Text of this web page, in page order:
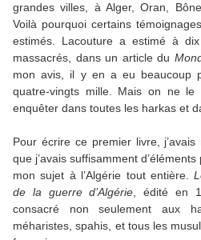
grandes villes, à Alger, Oran,
Voilà pourquoi certains
estimés. Lacouture a estimé à
massacrés, dans un article du
mon avis, il y en a eu beaucoup
quatre-vingts mille. Mais on ne
enquêter dans toutes les harkas et
Pour écrire ce premier livre, j’avais
que j’avais suffisamment
mon sujet à l’Algérie tout entière.
de la guerre d’Algérie , édité en
consacré non seulement aux
méharistes, spahis, et tous les